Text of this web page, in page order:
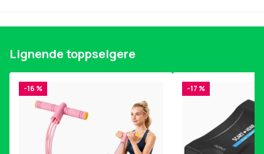
Lignende toppselgere
-16 % -17 %